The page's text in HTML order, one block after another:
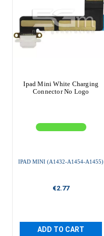
Ipad Mini White Charging
Connector No Logo
IPAD MINI (A1432-A1454-A1455)
€2.77
ADD TO CART